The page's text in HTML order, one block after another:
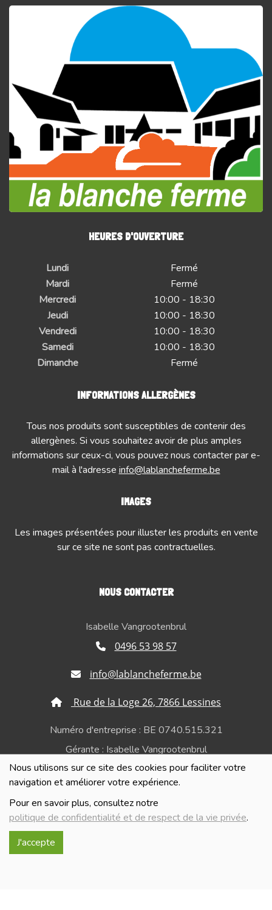
Nous utilisons sur ce site des cookies pour faciliter votre
navigation et améliorer votre expérience.
Pour en savoir plus, consultez notre
politique de confidentialité et de respect de la vie privée.
J'accepte
HEURES D'OUVERTURE
Lundi
Fermé
Mardi
Fermé
Mercredi
10:00 - 18:30
Jeudi
10:00 - 18:30
Vendredi
10:00 - 18:30
Samedi
10:00 - 18:30
Dimanche
Fermé
INFORMATIONS ALLERGÈNES
Tous nos produits sont susceptibles de contenir des
allergènes. Si vous souhaitez avoir de plus amples
informations sur ceux-ci, vous pouvez nous contacter par e-
mail à l'adresse info@lablancheferme.be
IMAGES
Les images présentées pour illuster les produits en vente
sur ce site ne sont pas contractuelles.
NOUS CONTACTER
Isabelle Vangrootenbrul
0496 53 98 57
info@lablancheferme.be
Rue de la Loge 26, 7866 Lessines
Numéro d'entreprise : BE 0740.515.321
Gérante : Isabelle Vangrootenbrul
Politique de confidentialité et de respect de la vie
privée